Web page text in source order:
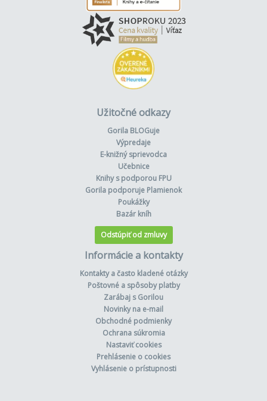
Užitočné odkazy
Gorila BLOGuje
Výpredaje
E-knižný sprievodca
Učebnice
Knihy s podporou FPU
Gorila podporuje Plamienok
Poukážky
Bazár kníh
Odstúpiť od zmluvy
Informácie a kontakty
Kontakty a často kladené otázky
Poštovné a spôsoby platby
Zarábaj s Gorilou
Novinky na e-mail
Obchodné podmienky
Ochrana súkromia
Nastaviť cookies
Prehlásenie o cookies
Vyhlásenie o prístupnosti